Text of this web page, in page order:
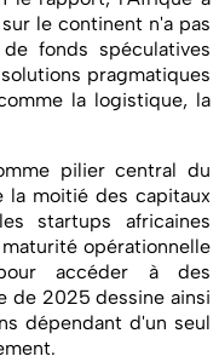
le continent n'a pas
fonds spéculatives
pragmatiques
la logistique, la
pilier central du
la moitié des capitaux
startups africaines
opérationnelle
accéder à des
de 2025 dessine ainsi
dépendant d'un seul